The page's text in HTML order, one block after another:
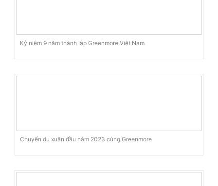
Kỷ niệm 9 năm thành lập Greenmore Việt Nam
Chuyến du xuân đầu năm 2023 cùng Greenmore